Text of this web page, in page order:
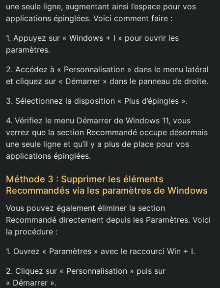
une seule ligne, augmentant ainsi l’espace pour vos
applications épinglées. Voici comment faire :
1. Appuyez sur « Windows + I » pour ouvrir les
paramètres.
2. Accédez à « Personnalisation » dans le menu latéral
et cliquez sur « Démarrer » dans le panneau de droite.
3. Sélectionnez la disposition « Plus d’épingles ».
4. Vérifiez le menu Démarrer de Windows 11, vous
verrez que la section Recommandé occupe désormais
une seule ligne et qu’il y a plus de place pour vos
applications épinglées.
Méthode 3 : Supprimer les éléments
Recommandés via les paramètres de Windows
Vous pouvez également éliminer la section
Recommandé directement depuis les Paramètres. Voici
la procédure :
1. Ouvrez « Paramètres » avec le raccourci Win + I.
2. Cliquez sur « Personnalisation » puis sur
« Démarrer ».